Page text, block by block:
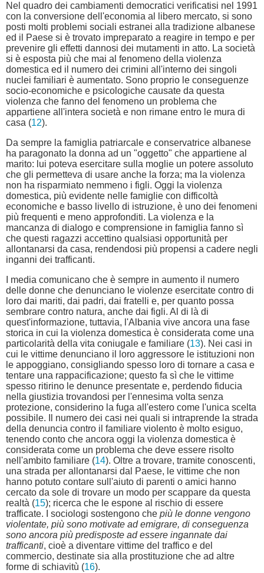
Nel quadro dei cambiamenti democratici verificatisi nel 1991
con la conversione dell'economia al libero mercato, si sono
posti molti problemi sociali estranei alla tradizione albanese
ed il Paese si è trovato impreparato a reagire in tempo e per
prevenire gli effetti dannosi dei mutamenti in atto. La società
si è esposta più che mai al fenomeno della violenza
domestica ed il numero dei crimini all'interno dei singoli
nuclei familiari è aumentato. Sono proprio le conseguenze
socio-economiche e psicologiche causate da questa
violenza che fanno del fenomeno un problema che
appartiene all'intera società e non rimane entro le mura di
casa (12).
Da sempre la famiglia patriarcale e conservatrice albanese
ha paragonato la donna ad un "oggetto" che appartiene al
marito: lui poteva esercitare sulla moglie un potere assoluto
che gli permetteva di usare anche la forza; ma la violenza
non ha risparmiato nemmeno i figli. Oggi la violenza
domestica, più evidente nelle famiglie con difficoltà
economiche e basso livello di istruzione, è uno dei fenomeni
più frequenti e meno approfonditi. La violenza e la
mancanza di dialogo e comprensione in famiglia fanno sì
che questi ragazzi accettino qualsiasi opportunità per
allontanarsi da casa, rendendosi più propensi a cadere negli
inganni dei trafficanti.
I media comunicano che è sempre in aumento il numero
delle donne che denunciano le violenze esercitate contro di
loro dai mariti, dai padri, dai fratelli e, per quanto possa
sembrare contro natura, anche dai figli. Al di là di
quest'informazione, tuttavia, l'Albania vive ancora una fase
storica in cui la violenza domestica è considerata come una
particolarità della vita coniugale e familiare (13). Nei casi in
cui le vittime denunciano il loro aggressore le istituzioni non
le appoggiano, consigliando spesso loro di tornare a casa e
tentare una rappacificazione; questo fa sì che le vittime
spesso ritirino le denunce presentate e, perdendo fiducia
nella giustizia trovandosi per l'ennesima volta senza
protezione, considerino la fuga all'estero come l'unica scelta
possibile. Il numero dei casi nei quali si intraprende la strada
della denuncia contro il familiare violento è molto esiguo,
tenendo conto che ancora oggi la violenza domestica è
considerata come un problema che deve essere risolto
nell'ambito familiare (14). Oltre a trovare, tramite conoscenti,
una strada per allontanarsi dal Paese, le vittime che non
hanno potuto contare sull'aiuto di parenti o amici hanno
cercato da sole di trovare un modo per scappare da questa
realtà (15); ricerca che le espone al rischio di essere
trafficate. I sociologi sostengono che più le donne vengono
violentate, più sono motivate ad emigrare, di conseguenza
sono ancora più predisposte ad essere ingannate dai
trafficanti, cioè a diventare vittime del traffico e del
commercio, destinate sia alla prostituzione che ad altre
forme di schiavitù (16).